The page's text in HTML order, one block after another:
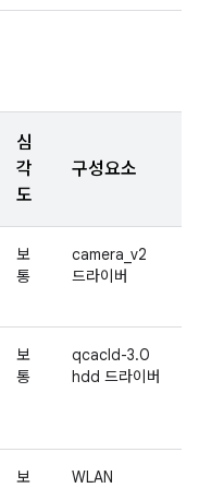
심
각
도
구성요소
보
통
camera_v2
드라이버
보
통
qcacld-3.0
hdd 드라이버
보
WLAN